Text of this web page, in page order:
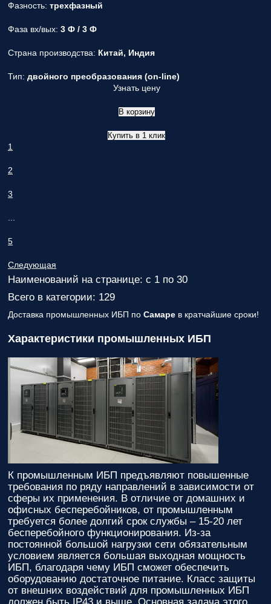
Фазность: трехфазный
Фаза вх/вых: 3 Ф / 3 Ф
Страна производства: Китай, Индия
Тип: двойного преобразования (on-line)
Узнать цену
В корзину
Купить в 1 клик
1
2
3
5
Следующая
Наименований на странице: с 1 по 30
Всего в категории: 129
Доставка промышленных ИБП по Самаре в кратчайшие сроки!
Характеристики промышленных ИБП
К промышленным ИБП предъявляют повышенные
требования по ряду направлений в зависимости от
сферы их применения. В отличие от домашних и
офисных бесперебойников, от промышленным
требуется более долгий срок службы – 15-20 лет
бесперебойного функционирования. Из-за
постоянной большой нагрузки сети обязательным
условием является большая выходная мощность
ИБП, благодаря чему ИБП сможет обеспечить
оборудованию достаточное питание. Класс защиты
от внешних воздействий для промышленных ИБП